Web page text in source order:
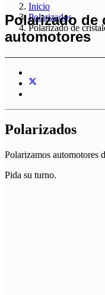
Inicio
Polarizados
Polarizado de
Polarizado de
automotores
Polarizados
Polarizamos automotores
Pida su turno.